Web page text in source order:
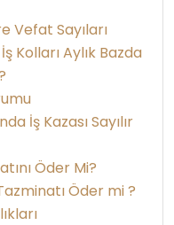
Vefat Sayıları
Kolları Aylık Bazda
İş Kazası Sayılır
Öder Mi?
Öder mi ?